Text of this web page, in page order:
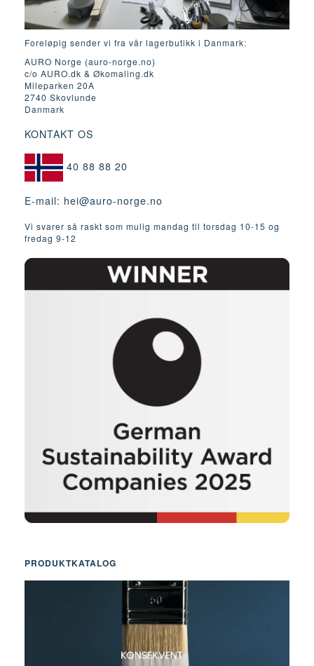
Foreløpig sender vi fra vår lagerbutikk i Danmark:
AURO Norge (auro-norge.no)
c/o AURO.dk & Økomaling.dk
Mileparken 20A
2740 Skovlunde
Danmark
KONTAKT OS
40 88 88 20
E-mail: hei@auro-norge.no
Vi svarer så raskt som mulig mandag til torsdag 10-15 og
fredag ​​9-12
PRODUKTKATALOG